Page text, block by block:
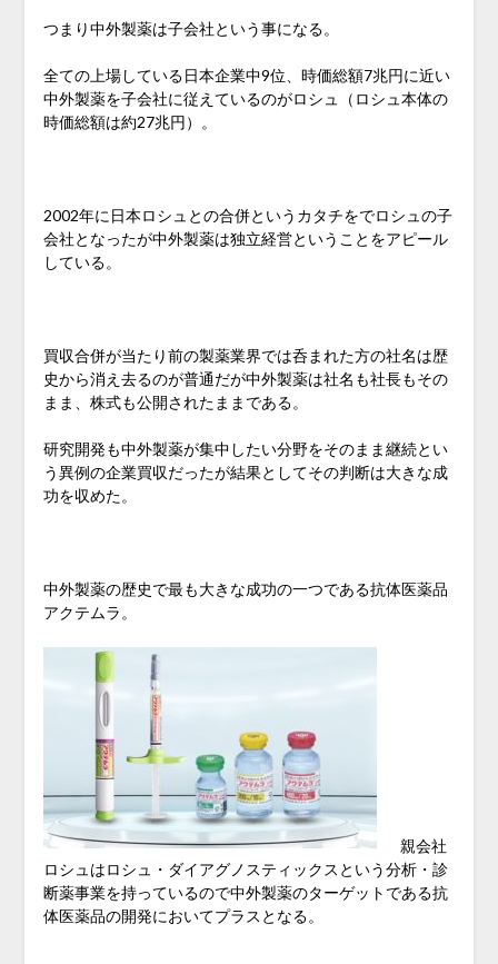
つまり中外製薬は子会社という事になる。
全ての上場している日本企業中9位、時価総額7兆円に近い
中外製薬を子会社に従えているのがロシュ（ロシュ本体の
時価総額は約27兆円）。
2002年に日本ロシュとの合併というカタチをでロシュの子
会社となったが中外製薬は独立経営ということをアピール
している。
買収合併が当たり前の製薬業界では呑まれた方の社名は歴
史から消え去るのが普通だが中外製薬は社名も社長もその
まま、株式も公開されたままである。
研究開発も中外製薬が集中したい分野をそのまま継続とい
う異例の企業買収だったが結果としてその判断は大きな成
功を収めた。
中外製薬の歴史で最も大きな成功の一つである抗体医薬品
アクテムラ。
親会社
ロシュはロシュ・ダイアグノスティックスという分析・診
断薬事業を持っているので中外製薬のターゲットである抗
体医薬品の開発においてプラスとなる。